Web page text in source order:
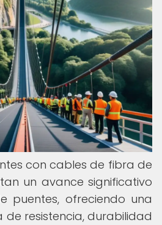
con cables de fibra de
un avance significativo
puentes, ofreciendo una
de resistencia, durabilidad